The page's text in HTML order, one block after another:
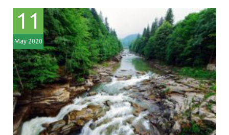
11
May 2020